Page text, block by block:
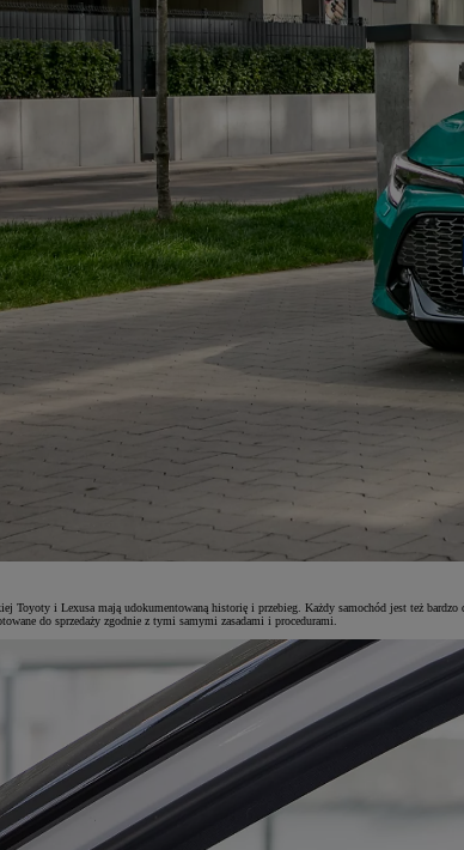
Toyoty i Lexusa mają udokumentowaną historię i przebieg. Każdy samochód jest też
do sprzedaży zgodnie z tymi samymi zasadami i procedurami.